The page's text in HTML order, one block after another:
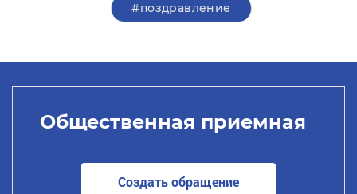
#поздравление
Общественная приемная
Создать обращение